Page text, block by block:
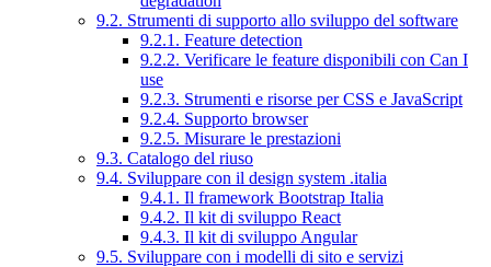
9.2. Strumenti di supporto allo sviluppo del software
9.2.1. Feature detection
9.2.2. Verificare le feature disponibili con Can I
use
9.2.3. Strumenti e risorse per CSS e JavaScript
9.2.4. Supporto browser
9.2.5. Misurare le prestazioni
9.3. Catalogo del riuso
9.4. Sviluppare con il design system .italia
9.4.1. Il framework Bootstrap Italia
9.4.2. Il kit di sviluppo React
9.4.3. Il kit di sviluppo Angular
9.5. Sviluppare con i modelli di sito e servizi